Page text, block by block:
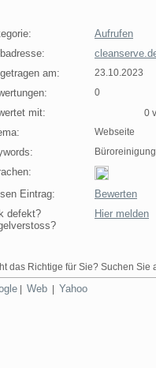
Aufrufen
am:
23.10.2023
0
mit: 0
Webseite
Eintrag:
Bewerten
defekt?
Hier melden
das Richtige für Sie? Suchen Sie
Web Yahoo